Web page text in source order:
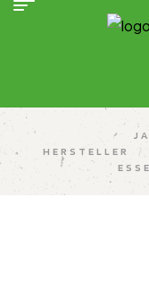
HERSTELLER
/